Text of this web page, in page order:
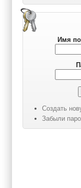
Имя
Создать
Забыли